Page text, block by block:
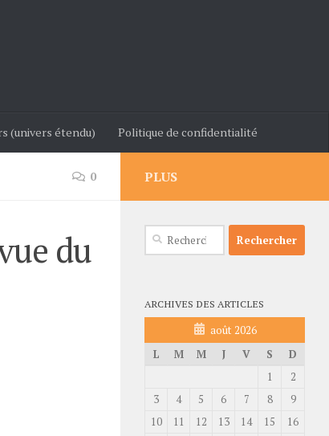
(univers étendu) Politique de confidentialité
0
du
PLUS
Rechercher :
ARCHIVES DES ARTICLES
août 2026
L
M M J V S
D
1
2
3
4 5 6 7 8
9
10
11 12 13 14 15
16